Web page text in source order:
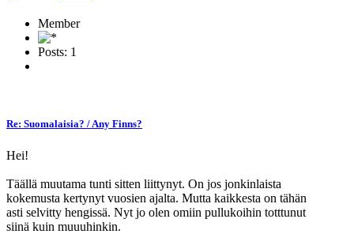
Member
Posts: 1
Re: Suomalaisia? / Any Finns?
Hei!
Täällä muutama tunti sitten liittynyt. On jos jonkinlaista
kokemusta kertynyt vuosien ajalta. Mutta kaikkesta on tähän
asti selvitty hengissä. Nyt jo olen omiin pullukoihin totttunut
siinä kuin muuuhinkin.